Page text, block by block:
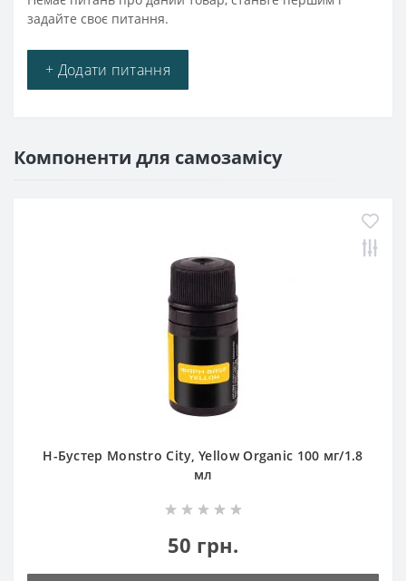
задайте своє питання.
+ Додати питання
Компоненти для самозамісу
Н-Бустер Monstro City, Yellow Organic 100 мг/1.8
мл
50 грн.